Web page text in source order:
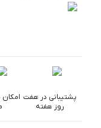
پشتیبانی در هفت
روز هفته
امکان